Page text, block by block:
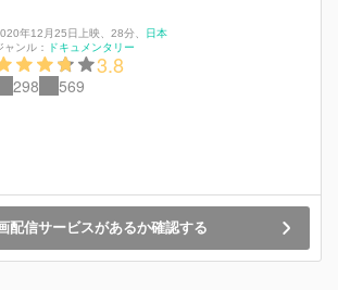
年12月25日上映 28分
日本
ャンル：
ドキュメンタリー
3.8
298 569
配信サービスがあるか確認する